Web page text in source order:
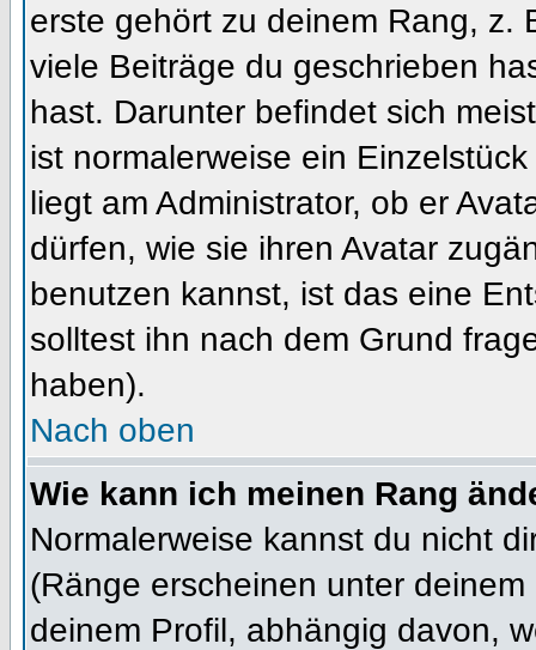
erste gehört zu deinem Rang, z.
viele Beiträge du geschrieben
hast. Darunter befindet sich
ist normalerweise ein
liegt am Administrator, ob er
dürfen, wie sie ihren Avatar
benutzen kannst, ist das eine
solltest ihn nach dem Grund
haben).
Nach oben
Wie kann ich meinen Rang
Normalerweise kannst du nicht
(Ränge erscheinen unter
deinem Profil, abhängig davon,